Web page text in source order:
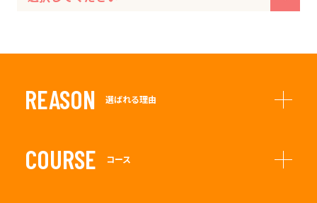
REASON 選ばれる理由
COURSE コース